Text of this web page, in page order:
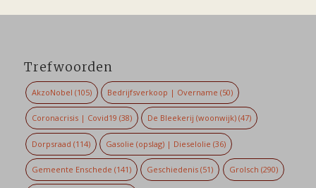
Trefwoorden
AkzoNobel (105) Bedrijfsverkoop | Overname (50)
Coronacrisis | Covid19 (38) De Bleekerij (woonwijk) (47)
Dorpsraad (114) Gasolie (opslag) | Dieselolie (36)
Gemeente Enschede (141) Geschiedenis (51) Grolsch (290)